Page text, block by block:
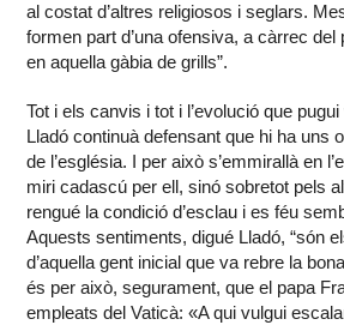
al costat d’altres religiosos i seglars.
formen part d’una ofensiva, a càrrec del
en aquella gàbia de grills”.
Tot i els canvis i tot i l’evolució que pugui
Lladó continuà defensant que hi ha uns
de l’església. I per això s’emmirallà en
miri cadascú per ell, sinó sobretot pels
rengué la condició d’esclau i es féu
Aquests sentiments, digué Lladó, “són
d’aquella gent inicial que va rebre la
és per això, segurament, que el papa
empleats del Vaticà: «A qui vulgui